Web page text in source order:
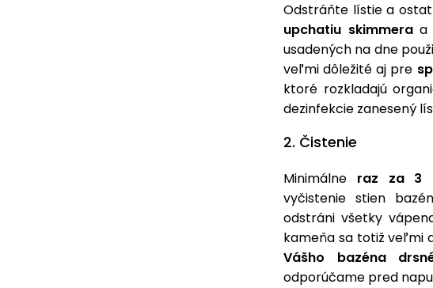
Odstráňte lístie a
upchatiu skimmeraa
usadených na dne
veľmi dôležité aj pre
ktoré rozkladajú
dezinfekcie zanesený
2. Čistenie
Minimálne raz za 3
vyčistenie stien
odstráni všetky
kameňa sa totiž veľmi
Vášho bazéna
odporúčame pred